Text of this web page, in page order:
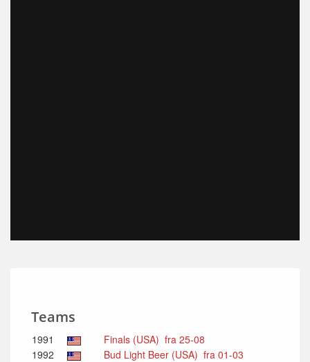
Teams
1991
Finals (USA) fra 25-08
1992
Bud Light Beer (USA) fra 01-03